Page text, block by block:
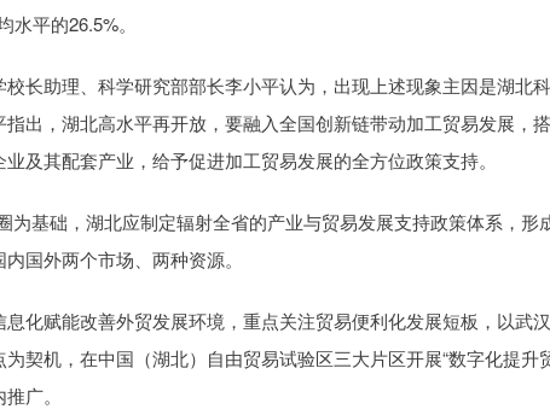
平的26.5%。
助理、科学研究部部长李小平认为，出现上述现象主因是湖北
出，湖北高水平再开放，要融入全国创新链带动加工贸易发展，
及其配套产业，给予促进加工贸易发展的全方位政策支持。
基础，湖北应制定辐射全省的产业与贸易发展支持政策体系，形
国外两个市场、两种资源。
赋能改善外贸发展环境，重点关注贸易便利化发展短板，以武
契机，在中国（湖北）自由贸易试验区三大片区开展“数字化提升
广。